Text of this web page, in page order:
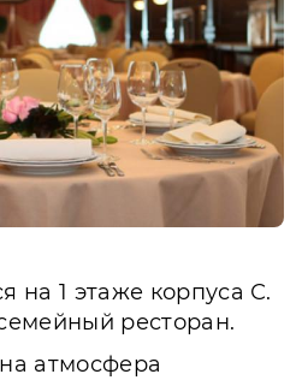
на 1 этаже корпуса С.
ресторан.
атмосфера